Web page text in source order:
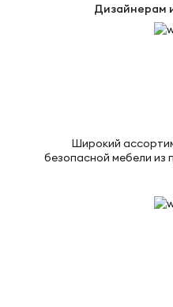
Дизайнерам
Широкий
безопасной мебели из